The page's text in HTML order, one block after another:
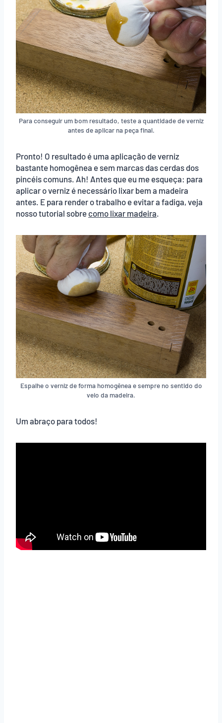
Para conseguir um bom resultado, teste a quantidade de verniz
antes de aplicar na peça final.
Pronto! O resultado é uma aplicação de verniz
bastante homogênea e sem marcas das cerdas dos
pincéis comuns. Ah! Antes que eu me esqueça: para
aplicar o verniz é necessário lixar bem a madeira
antes. E para render o trabalho e evitar a fadiga, veja
nosso tutorial sobre como lixar madeira.
Espalhe o verniz de forma homogênea e sempre no sentido do
veio da madeira.
Um abraço para todos!